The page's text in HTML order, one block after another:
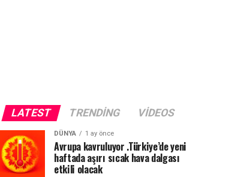
LATEST TRENDING VIDEOS
DÜNYA 1 ay önce
Avrupa kavruluyor .Türkiye’de yeni
haftada aşırı sıcak hava dalgası
etkili olacak